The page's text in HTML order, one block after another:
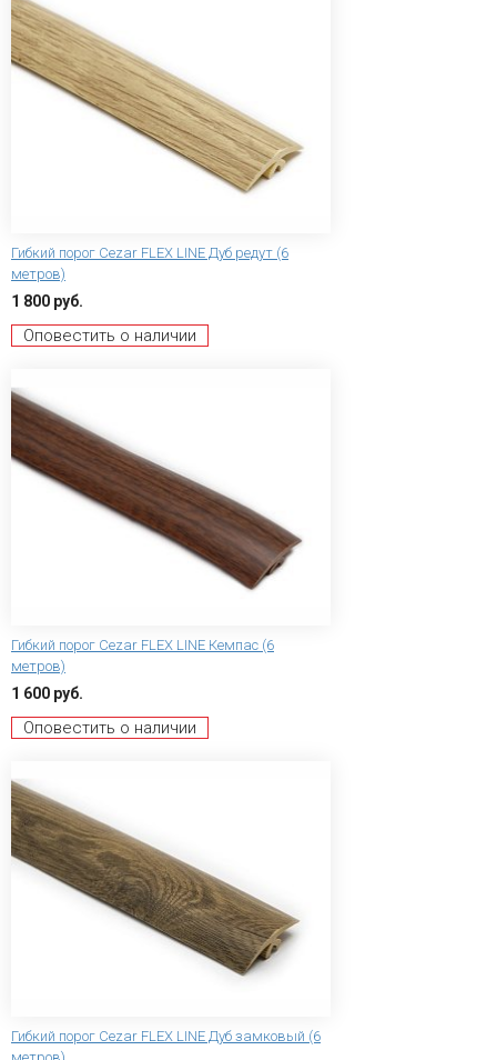
Гибкий порог Сezar FLEX LINE Дуб редут (6
метров)
1 800 руб.
Оповестить о наличии
Гибкий порог Сezar FLEX LINE Кемпас (6
метров)
1 600 руб.
Оповестить о наличии
Гибкий порог Сezar FLEX LINE Дуб замковый (6